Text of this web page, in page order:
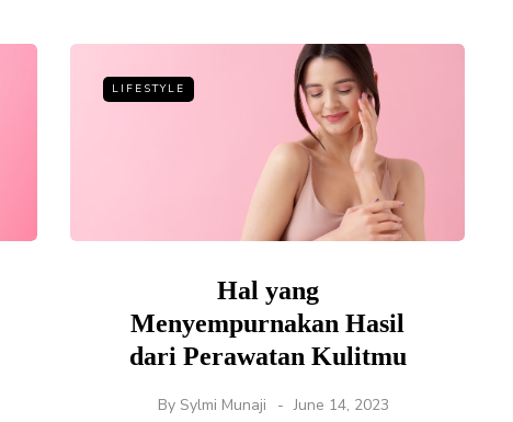
LIFESTYLE
Hal yang
Menyempurnakan Hasil
dari Perawatan Kulitmu
By Sylmi Munaji June 14, 2023